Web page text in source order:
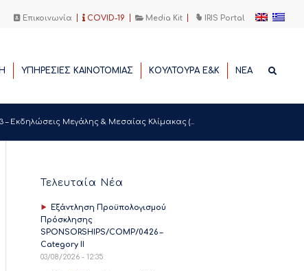
Επικοινωνία COVID-19 Media Kit IRIS Portal
ΥΠΗΡΕΣΙΕΣ ΚΑΙΝΟΤΟΜΙΑΣ ΚΟΥΛΤΟΥΡΑ Ε&Κ ΝΕΑ
Εκδηλώσεις Μεγάλης & Μεσαίας Κλίμακας (...
Τελευταία Νέα
Εξάντληση Προϋπολογισμού
Πρόσκλησης
SPONSORSHIPS/COMP/0426 –
Category II
03/08/2026 - 12:35